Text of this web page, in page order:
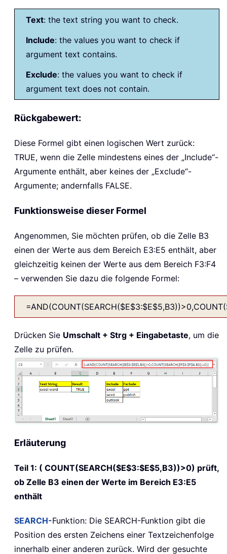
Text: the text string you want to check.
Include: the values you want to check if
argument text contains.
Exclude: the values you want to check if
argument text does not contain.
Rückgabewert:
Diese Formel gibt einen logischen Wert zurück:
TRUE, wenn die Zelle mindestens eines der „Include“-
Argumente enthält, aber keines der „Exclude“-
Argumente; andernfalls FALSE.
Funktionsweise dieser Formel
Angenommen, Sie möchten prüfen, ob die Zelle B3
einen der Werte aus dem Bereich E3:E5 enthält, aber
gleichzeitig keinen der Werte aus dem Bereich F3:F4
– verwenden Sie dazu die folgende Formel:
Drücken Sie Umschalt + Strg + Eingabetaste, um die
Zelle zu prüfen.
Erläuterung
Teil 1: ( COUNT(SEARCH($E$3:$E$5,B3))>0) prüft,
ob Zelle B3 einen der Werte im Bereich E3:E5
enthält
SEARCH-Funktion: Die SEARCH-Funktion gibt die
Position des ersten Zeichens einer Textzeichenfolge
innerhalb einer anderen zurück. Wird der gesuchte